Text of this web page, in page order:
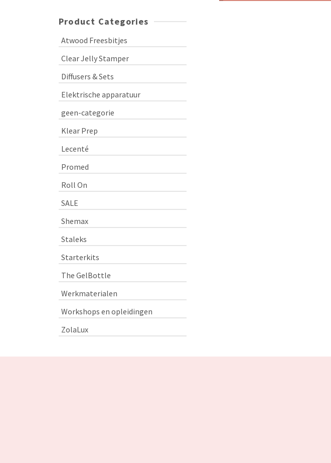
Product Categories
Atwood Freesbitjes
Clear Jelly Stamper
Diffusers & Sets
Elektrische apparatuur
geen-categorie
Klear Prep
Lecenté
Promed
Roll On
SALE
Shemax
Staleks
Starterkits
The GelBottle
Werkmaterialen
Workshops en opleidingen
ZolaLux